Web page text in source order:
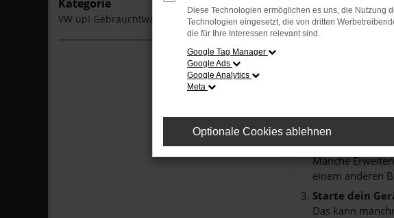
Kategorie
VW up! Gebrauchtwagen Halle (Saale)
Laden andere
Prüfe deine
Manche
einem anderen
Starte dein
Das kann
Diese Technologien ermöglichen es uns, die Nutzung
Technologien eingesetzt, die von dritten
die für Ihre Interessen relevant sind.
Google Tag Manager
Google Ads
Google Analytics
Meta
Optionale Cookies ablehnen